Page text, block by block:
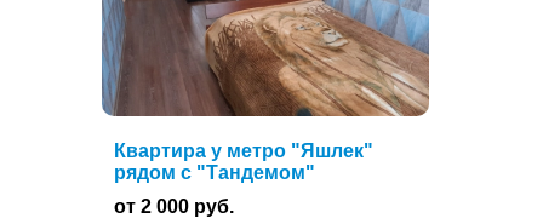
Квартира у метро "Яшлек"
рядом с "Тандемом"
от 2 000 руб.